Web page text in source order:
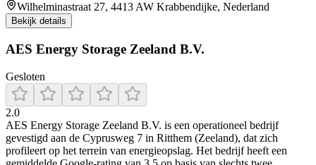
Wilhelminastraat 27, 4413 AW Krabbendijke, Nederland
Bekijk details
AES Energy Storage Zeeland B.V.
Gesloten
2.0
AES Energy Storage Zeeland B.V. is een operationeel bedrijf
gevestigd aan de Cyprusweg 7 in Ritthem (Zeeland), dat zich
profileert op het terrein van energieopslag. Het bedrijf heeft een